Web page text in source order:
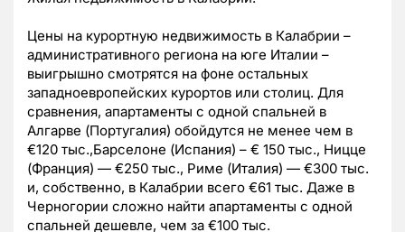
Цены на курортную недвижимость в Калабрии –
административного региона на юге Италии –
выигрышно смотрятся на фоне остальных
западноевропейских курортов или столиц. Для
сравнения, апартаменты с одной спальней в
Алгарве (Португалия) обойдутся не менее чем в
€120 тыс.,Барселоне (Испания) – € 150 тыс., Ницце
(Франция) — €250 тыс., Риме (Италия) — €300 тыс.
и, собственно, в Калабрии всего €61 тыс. Даже в
Черногории сложно найти апартаменты с одной
спальней дешевле, чем за €100 тыс.